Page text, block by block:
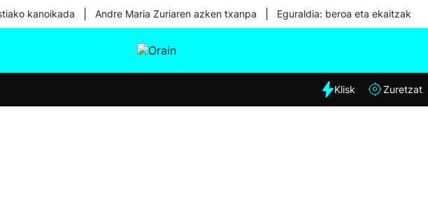
kanoikada Andre Maria Zuriaren azken txanpa Eguraldia: beroa eta ekaitzak
Eguraldia
Klisk Zuretzat